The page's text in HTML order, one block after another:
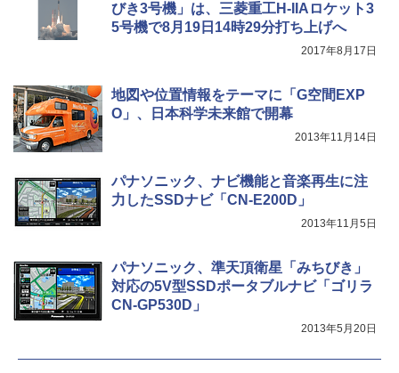
びき3号機」は、三菱重工H-IIAロケット3
5号機で8月19日14時29分打ち上げへ
2017年8月17日
地図や位置情報をテーマに「G空間EXP
O」、日本科学未来館で開幕
2013年11月14日
パナソニック、ナビ機能と音楽再生に注
力したSSDナビ「CN-E200D」
2013年11月5日
パナソニック、準天頂衛星「みちびき」
対応の5V型SSDポータブルナビ「ゴリラ
CN-GP530D」
2013年5月20日